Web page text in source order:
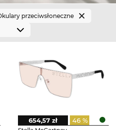
przeciwsłoneczne
46 %
654,57 zł